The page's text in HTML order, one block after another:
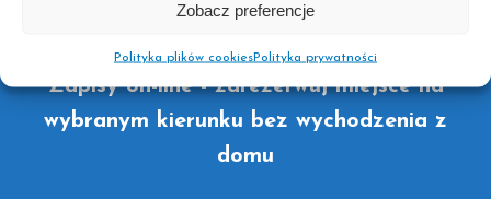
Zobacz preferencje
Polityka plików cookiesPolityka prywatności
aby podjąć naukę w jednej ze szkół policealnych Pascal
Zapisy on-line - zarezerwuj miejsce na
wybranym kierunku bez wychodzenia z
domu